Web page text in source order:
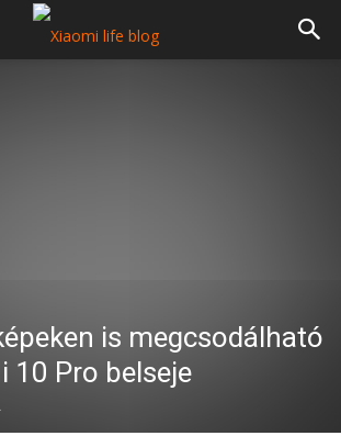
is megcsodálható
10 Pro belseje